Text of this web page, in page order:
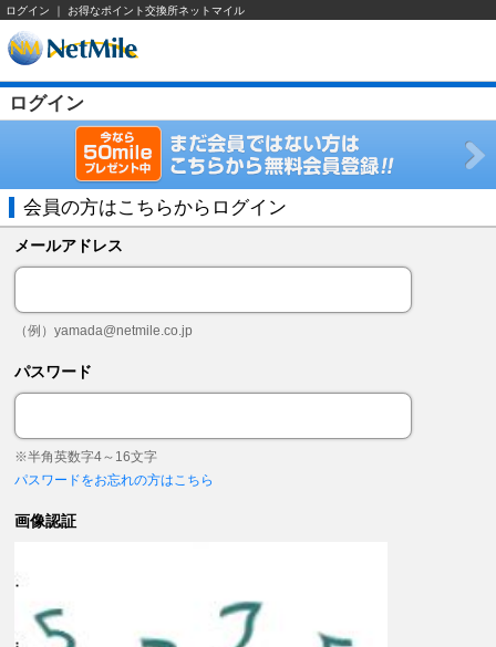
ログイン ｜ お得なポイント交換所ネットマイル
ログイン
会員の方はこちらからログイン
メールアドレス
（例）yamada@netmile.co.jp
パスワード
※半角英数字4～16文字
パスワードをお忘れの方はこちら
画像認証